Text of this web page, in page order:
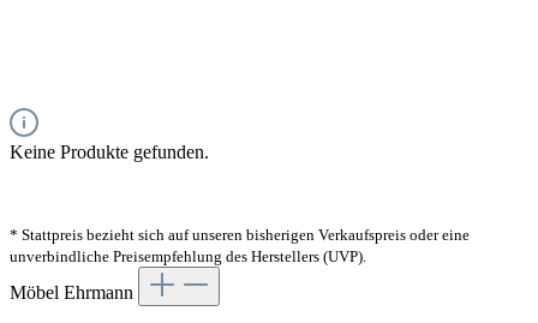
Keine Produkte gefunden.
* Stattpreis bezieht sich auf unseren bisherigen Verkaufspreis oder eine
unverbindliche Preisempfehlung des Herstellers (UVP).
Möbel Ehrmann